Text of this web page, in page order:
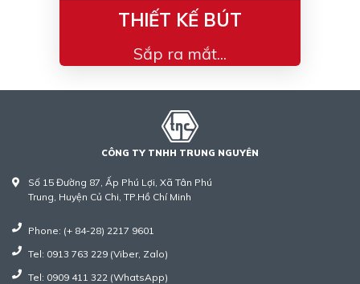
THIẾT KẾ BÚT
Sắp ra mắt...
CÔNG TY TNHH TRUNG NGUYÊN
Số 15 Đường 87, Ấp Phú Lợi, Xã Tân Phú
Trung, Huyện Củ Chi, TP.Hồ Chí Minh
Phone: (+ 84-28) 2217 9601
Tel: 0913 763 229 (Viber, Zalo)
Tel: 0909 411 322 (WhatsApp)